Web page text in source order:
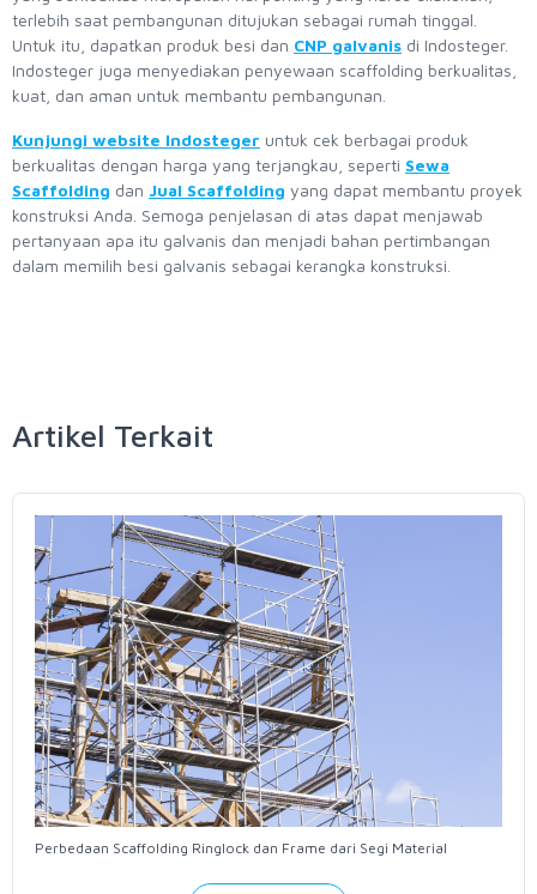
terlebih saat pembangunan ditujukan sebagai rumah tinggal.
Untuk itu, dapatkan produk besi dan CNP galvanis di Indosteger.
Indosteger juga menyediakan penyewaan scaffolding berkualitas,
kuat, dan aman untuk membantu pembangunan.
Kunjungi website Indosteger untuk cek berbagai produk
berkualitas dengan harga yang terjangkau, seperti Sewa
Scaffolding dan Jual Scaffolding yang dapat membantu proyek
konstruksi Anda. Semoga penjelasan di atas dapat menjawab
pertanyaan apa itu galvanis dan menjadi bahan pertimbangan
dalam memilih besi galvanis sebagai kerangka konstruksi.
Artikel Terkait
Perbedaan Scaffolding Ringlock dan Frame dari Segi Material